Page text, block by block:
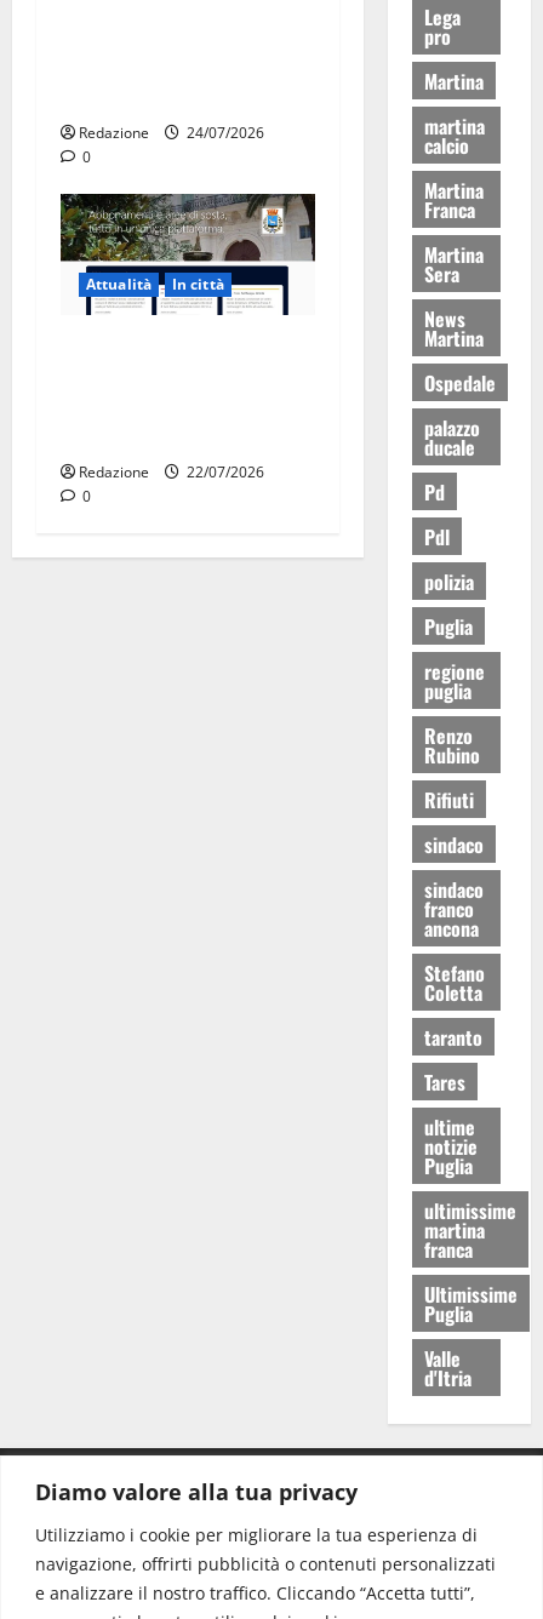
Diamo valore alla tua privacy
Utilizziamo i cookie per migliorare la tua esperienza di
navigazione, offrirti pubblicità o contenuti personalizzati
e analizzare il nostro traffico. Cliccando “Accetta tutti”,
Redazione
24/07/2026
0
Attualità In città
Redazione
22/07/2026
0
Lega
pro
Martina
martina
calcio
Martina
Franca
Martina
Sera
News
Martina
Ospedale
palazzo
ducale
Pd
Pdl
polizia
Puglia
regione
puglia
Renzo
Rubino
Rifiuti
sindaco
sindaco
franco
ancona
Stefano
Coletta
taranto
Tares
ultime
notizie
Puglia
ultimissime
martina
franca
Ultimissime
Puglia
Valle
d'Itria
Redazione: redazione@www.martinasera.it
Direttore:direttore@www.martinasera.it